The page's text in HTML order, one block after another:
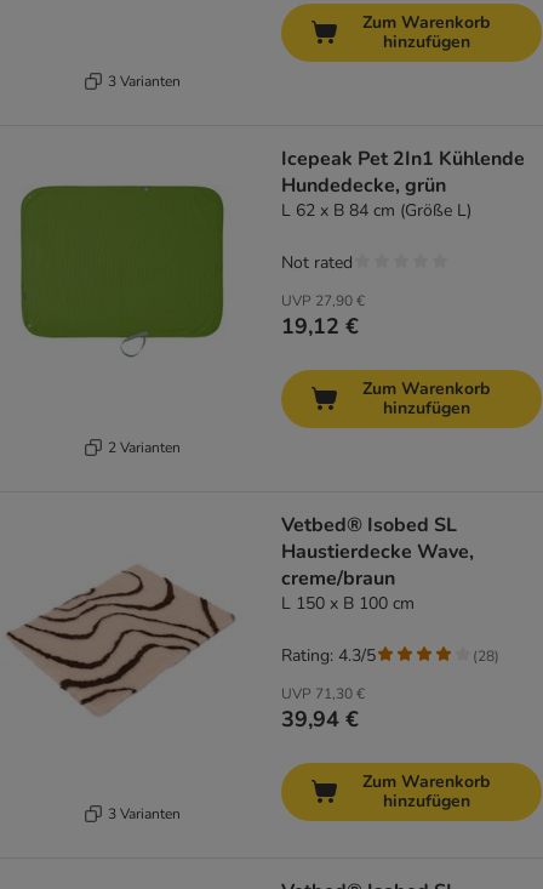
3 Varianten
Zum Warenkorb
hinzufügen
2 Varianten
Icepeak Pet 2In1 Kühlende
Hundedecke, grün
L 62 x B 84 cm (Größe L)
UVP 27,90 €
19,12 €
Not rated
Zum Warenkorb
hinzufügen
3 Varianten
Vetbed® Isobed SL
Haustierdecke Wave,
creme/braun
L 150 x B 100 cm
UVP 71,30 €
39,94 €
Rating: 4.3/5 (28)
Zum Warenkorb
hinzufügen